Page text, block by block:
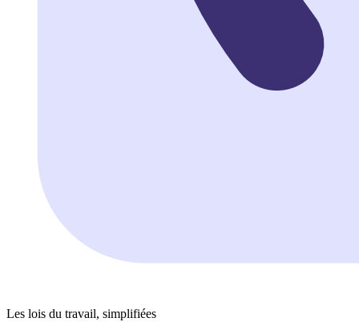
Les lois du travail, simplifiées